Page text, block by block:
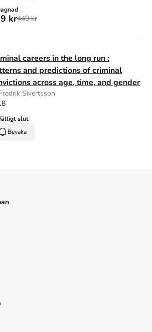
kr449 kr
careers in the long run :
and predictions of criminal
across age, time, and gender
Sivertsson
slut
Bevaka